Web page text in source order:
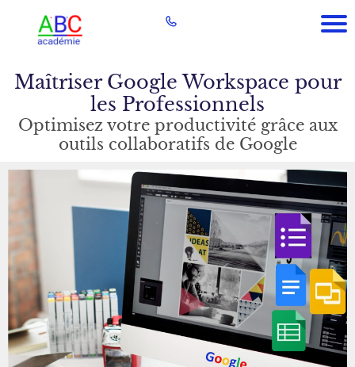
Maîtriser Google Workspace pour
les Professionnels
Optimisez votre productivité grâce aux
outils collaboratifs de Google